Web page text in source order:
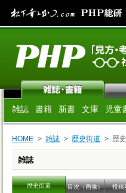
雑誌 書籍 新書 文庫 児童
HOME 雑誌 歴史街道 歴
雑誌
歴史街道 目次（画像） 投稿